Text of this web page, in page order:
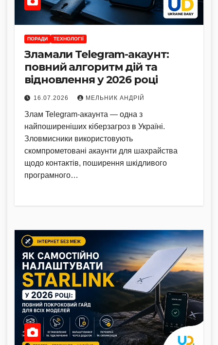
ПОРАДИ ТЕХНОЛОГІЇ
Зламали Telegram-акаунт:
повний алгоритм дій та
відновлення у 2026 році
16.07.2026 МЕЛЬНИК АНДРІЙ
Злам Telegram-акаунта — одна з
найпоширеніших кіберзагроз в Україні.
Зловмисники використовують
скомпрометовані акаунти для шахрайства
щодо контактів, поширення шкідливого
програмного…